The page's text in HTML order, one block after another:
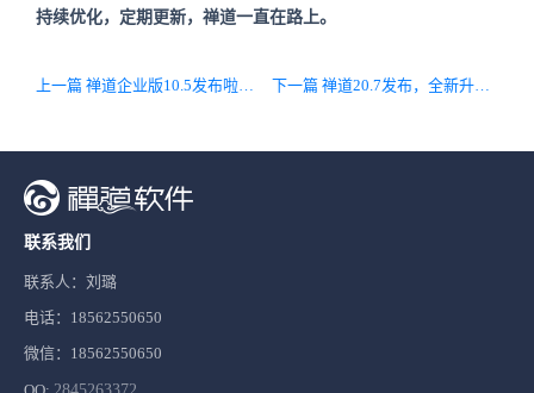
持续优化，定期更新，禅道一直在路上。
下一篇 禅道20.7发布，全新升级使用教程，新增导航菜单自定义功能
联系我们
联系人：刘璐
电话：18562550650
微信：18562550650